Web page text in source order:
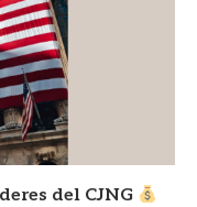
del CJNG